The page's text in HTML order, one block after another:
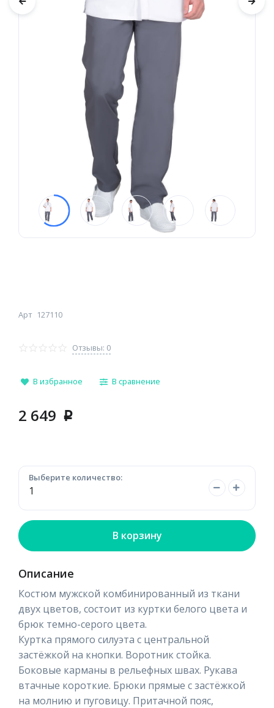
Арт 127110
Отзывы: 0
В избранное В сравнение
2 649 p
Выберите количество:
В корзину
Описание
Костюм мужской комбинированный из ткани
двух цветов, состоит из куртки белого цвета и
брюк темно-серого цвета.
Куртка прямого силуэта с центральной
застёжкой на кнопки. Воротник стойка.
Боковые карманы в рельефных швах. Рукава
втачные короткие. Брюки прямые с застёжкой
на молнию и пуговицу. Притачной пояс,